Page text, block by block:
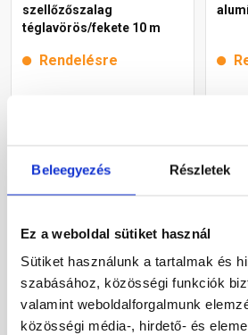
Beleegyezés Részletek
Ez a weboldal sütiket használ
Sütiket használunk a tartalmak és
szabásához, közösségi funkciók
valamint weboldalforgalmunk
közösségi média-, hirdető- és
szellőzőszalag
téglavörös/fekete 10 m
Rendelésre
Megnézem